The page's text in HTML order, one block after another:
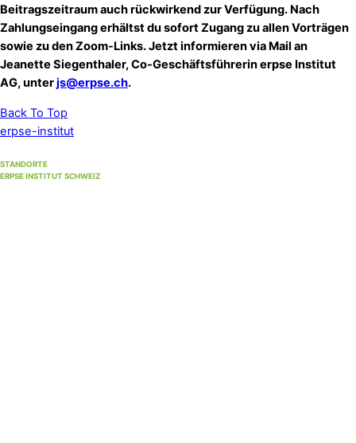
Beitragszeitraum auch rückwirkend zur Verfügung. Nach
Zahlungseingang erhältst du sofort Zugang zu allen Vorträgen
sowie zu den Zoom-Links. Jetzt informieren via Mail an
Jeanette Siegenthaler, Co-Geschäftsführerin erpse Institut
AG, unterjs@erpse.ch.
Back To Top
erpse-institut
STANDORTE
ERPSE INSTITUT SCHWEIZ